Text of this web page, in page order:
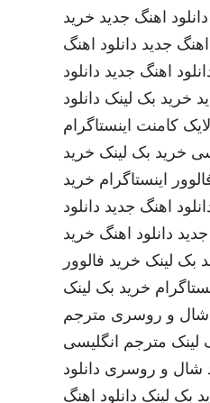
دانلود اهنگ جدید خرید
اهنگ جدید دانلود اهنگ
اهنگ جدید دانلود
خرید بک لینک دانلود
کامنت اینستاگرام
خرید بک لینک خرید
اینستاگرام خرید
اهنگ جدید دانلود
دانلود اهنگ خرید
بک لینک خرید فالوور
خرید بک لینک
شال و روسری مترجم
لینک مترجم انگلیسی
شال و روسری دانلود
بک لینک دانلود اهنگ